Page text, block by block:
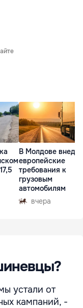
В Молдове
европейские
требования к
грузовым
автомобилям
вчера
устали от
кампаний, -